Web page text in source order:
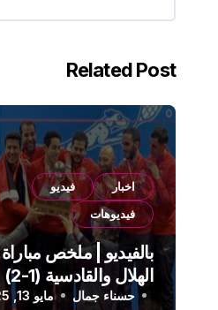
Related Post
اخبار
فيديو
فيديوهات
بالفيديو | ملخص مباراة
الهلال والقادسية (1-2)
الدوري السعودي
حسناء جمال مايو 13, 2025